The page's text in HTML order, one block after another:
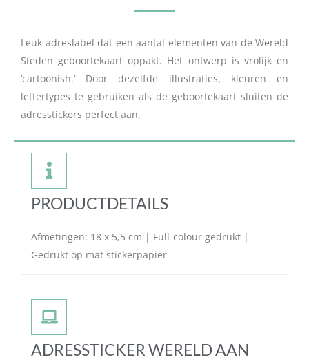
Leuk adreslabel dat een aantal elementen van de Wereld
Steden geboortekaart oppakt. Het ontwerp is vrolijk en
‘cartoonish.’ Door dezelfde illustraties, kleuren en
lettertypes te gebruiken als de geboortekaart sluiten de
adresstickers perfect aan.
PRODUCTDETAILS
Afmetingen: 18 x 5,5 cm | Full-colour gedrukt |
Gedrukt op mat stickerpapier
ADRESSTICKER WERELD AAN